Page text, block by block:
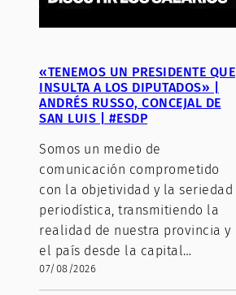
«TENEMOS UN PRESIDENTE QUE
INSULTA A LOS DIPUTADOS» |
ANDRÉS RUSSO, CONCEJAL DE
SAN LUIS | #ESDP
Somos un medio de
comunicación comprometido
con la objetividad y la seriedad
periodística, transmitiendo la
realidad de nuestra provincia y
el país desde la capital…
07/08/2026